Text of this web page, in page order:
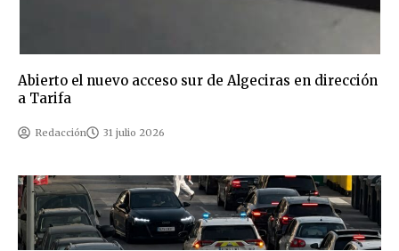
Abierto el nuevo acceso sur de Algeciras en dirección
a Tarifa
Redacción 31 julio 2026